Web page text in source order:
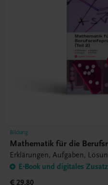
Bildung
Mathematik für die
Erklärungen, Aufgaben,
E-Book und digitales
€ 29,80